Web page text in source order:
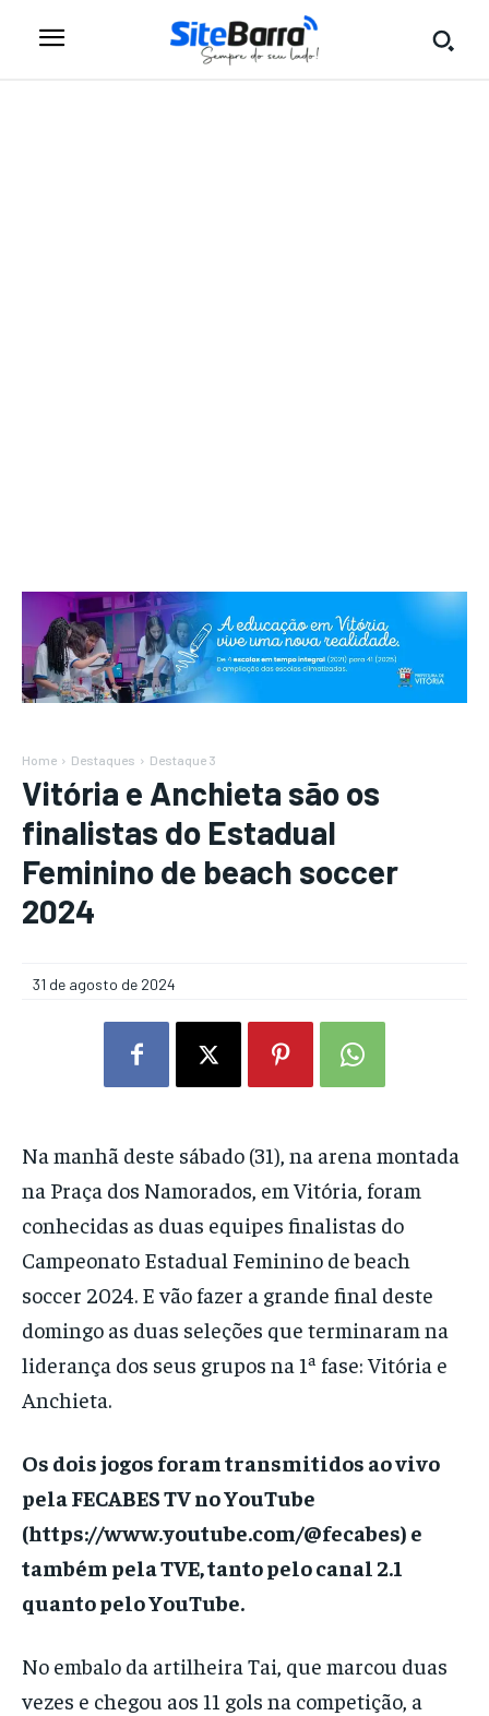
Home Destaques Destaque 3
Vitória e Anchieta são os
finalistas do Estadual
Feminino de beach soccer
2024
31 de agosto de 2024
Na manhã deste sábado (31), na arena montada
na Praça dos Namorados, em Vitória, foram
conhecidas as duas equipes finalistas do
Campeonato Estadual Feminino de beach
soccer 2024. E vão fazer a grande final deste
domingo as duas seleções que terminaram na
liderança dos seus grupos na 1ª fase: Vitória e
Anchieta.
Os dois jogos foram transmitidos ao vivo
pela FECABES TV no YouTube
(https://www.youtube.com/@fecabes) e
também pela TVE, tanto pelo canal 2.1
quanto pelo YouTube.
No embalo da artilheira Tai, que marcou duas
vezes e chegou aos 11 gols na competição, a